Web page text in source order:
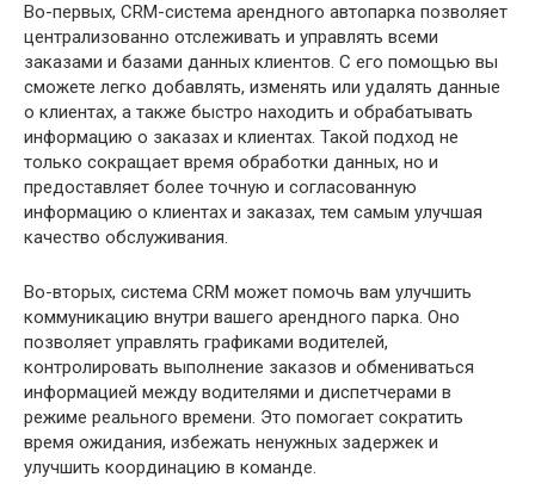
Во-первых, CRM-система арендного автопарка позволяет
централизованно отслеживать и управлять всеми
заказами и базами данных клиентов. С его помощью вы
сможете легко добавлять, изменять или удалять данные
о клиентах, а также быстро находить и обрабатывать
информацию о заказах и клиентах. Такой подход не
только сокращает время обработки данных, но и
предоставляет более точную и согласованную
информацию о клиентах и ​​заказах, тем самым улучшая
качество обслуживания.
Во-вторых, система CRM может помочь вам улучшить
коммуникацию внутри вашего арендного парка. Оно
позволяет управлять графиками водителей,
контролировать выполнение заказов и обмениваться
информацией между водителями и диспетчерами в
режиме реального времени. Это помогает сократить
время ожидания, избежать ненужных задержек и
улучшить координацию в команде.